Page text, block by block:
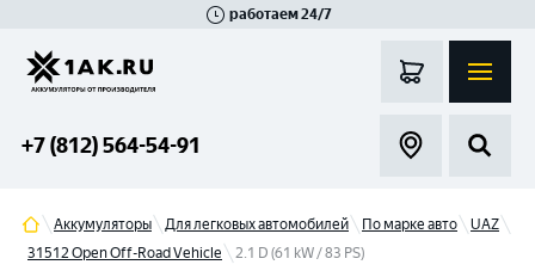
работаем 24/7
+7 (812) 564-54-91
Аккумуляторы Для легковых автомобилей По марке авто
UAZ
31512 Open Off-Road Vehicle
2.1 D (61 kW / 83 PS)
Гатчина